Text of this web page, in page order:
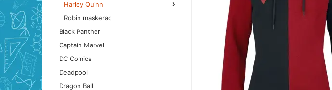
Harley Quinn
Robin maskerad
Black Panther
Captain Marvel
DC Comics
Deadpool
Dragon Ball